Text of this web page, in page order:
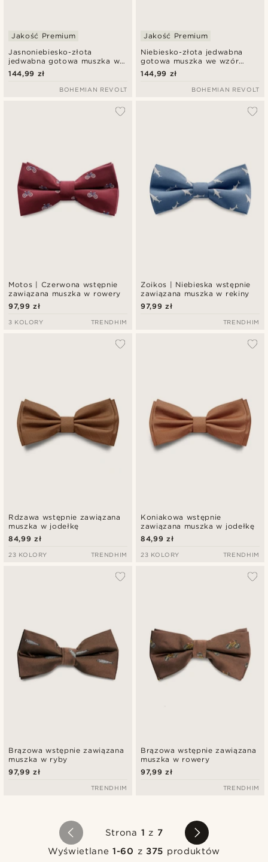
Jasnoniebiesko-złota
jedwabna gotowa muszka we
wzór paisley
Jakość Premium
144,99 zł
BOHEMIAN REVOLT
Niebiesko-złota jedwabna
gotowa muszka we wzór
paisley
Jakość Premium
144,99 zł
BOHEMIAN REVOLT
Motos | Czerwona wstępnie
zawiązana muszka w rowery
97,99 zł
3 KOLORY TRENDHIM
Zoikos | Niebieska wstępnie
zawiązana muszka w rekiny
97,99 zł
TRENDHIM
Rdzawa wstępnie zawiązana
muszka w jodełkę
84,99 zł
23 KOLORY TRENDHIM
Koniakowa wstępnie
zawiązana muszka w jodełkę
84,99 zł
23 KOLORY TRENDHIM
Brązowa wstępnie zawiązana
muszka w ryby
97,99 zł
TRENDHIM
Brązowa wstępnie zawiązana
muszka w rowery
97,99 zł
TRENDHIM
Strona 1 z 7
Wyświetlane1-60 z375 produktów